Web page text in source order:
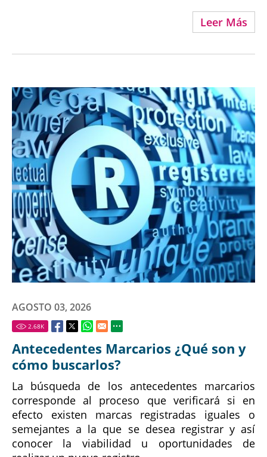
Leer Más
AGOSTO 03, 2026
2.68K
Antecedentes Marcarios ¿Qué son y
cómo buscarlos?
La búsqueda de los antecedentes marcarios
corresponde al proceso que verificará si en
efecto existen marcas registradas iguales o
semejantes a la que se desea registrar y así
conocer la viabilidad u oportunidades de